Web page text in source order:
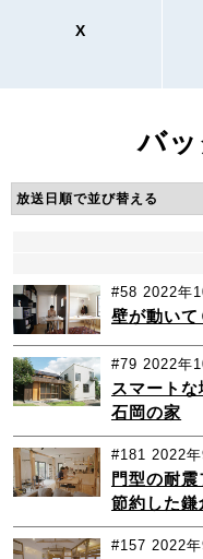
X
バ
#58 2022年
壁が動い
#79 2022年
スマート
石岡の家
#181 2022
門型の耐
節約した鎌
#157 2022